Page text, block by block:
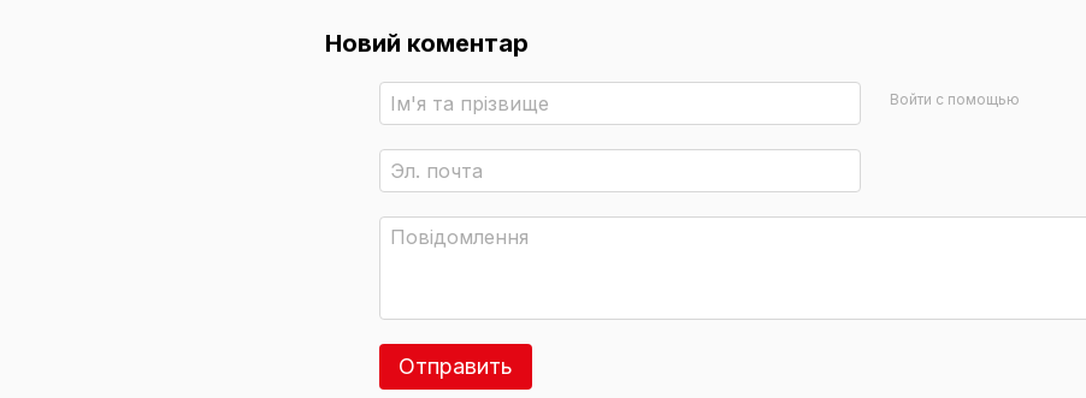
Новий коментар
Войти с помощью
Отправить